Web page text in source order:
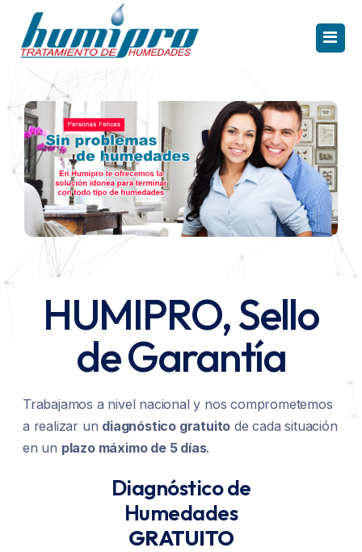
INICIO
CAPILARIDAD
CONDENSACIÓN
FILTRACIÓN
PRODUCTOS
Solución Capilaridad
Electroosmosis Humipro HR
Solución Condensación
Unidad Ventilación Humipro 2.002
REFERENCIAS
TE INTERESA
¿Quieres ser Distribuidor?
Electroósmosis Inalámbrica
Unidad Ventilación Inteligente 2.001
CONTACTO
HUMIPRO, Sello
de Garantía
Trabajamos a nivel nacional y nos comprometemos
a realizar un diagnóstico gratuito de cada situación
en un plazo máximo de 5 días.
Diagnóstico de
Humedades
GRATUITO